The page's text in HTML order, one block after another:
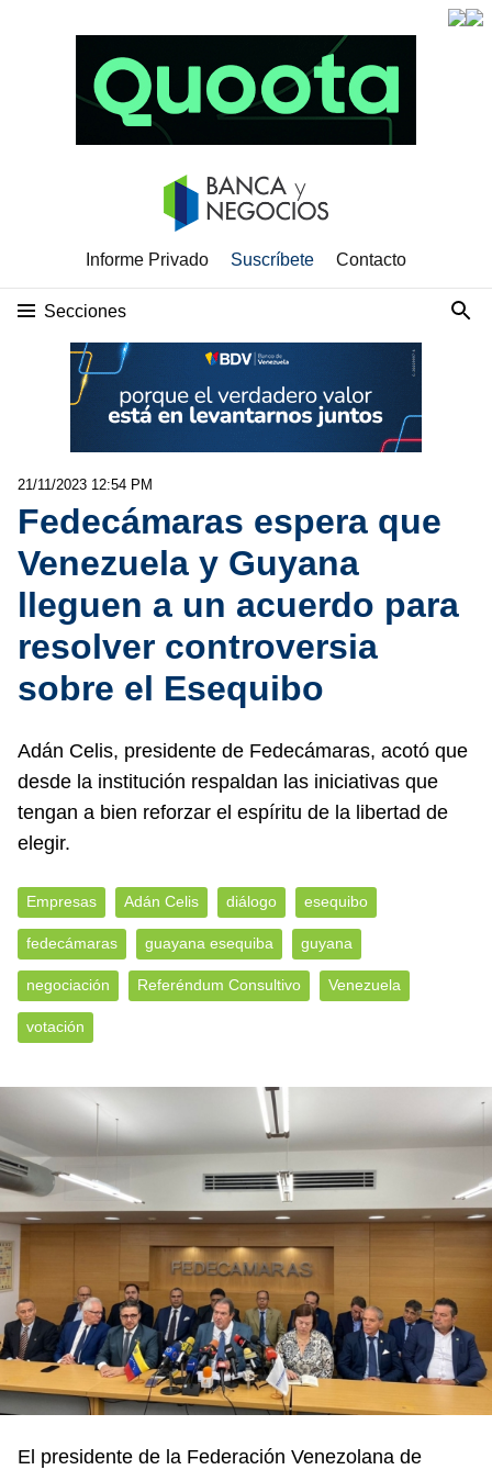
Informe Privado Suscríbete Contacto
Secciones
21/11/2023 12:54 PM
Fedecámaras espera que
Venezuela y Guyana
lleguen a un acuerdo para
resolver controversia
sobre el Esequibo
Adán Celis, presidente de Fedecámaras, acotó que
desde la institución respaldan las iniciativas que
tengan a bien reforzar el espíritu de la libertad de
elegir.
Empresas Adán Celis diálogo esequibo
fedecámaras guayana esequiba guyana
negociación Referéndum Consultivo Venezuela
votación
El presidente de la Federación Venezolana de